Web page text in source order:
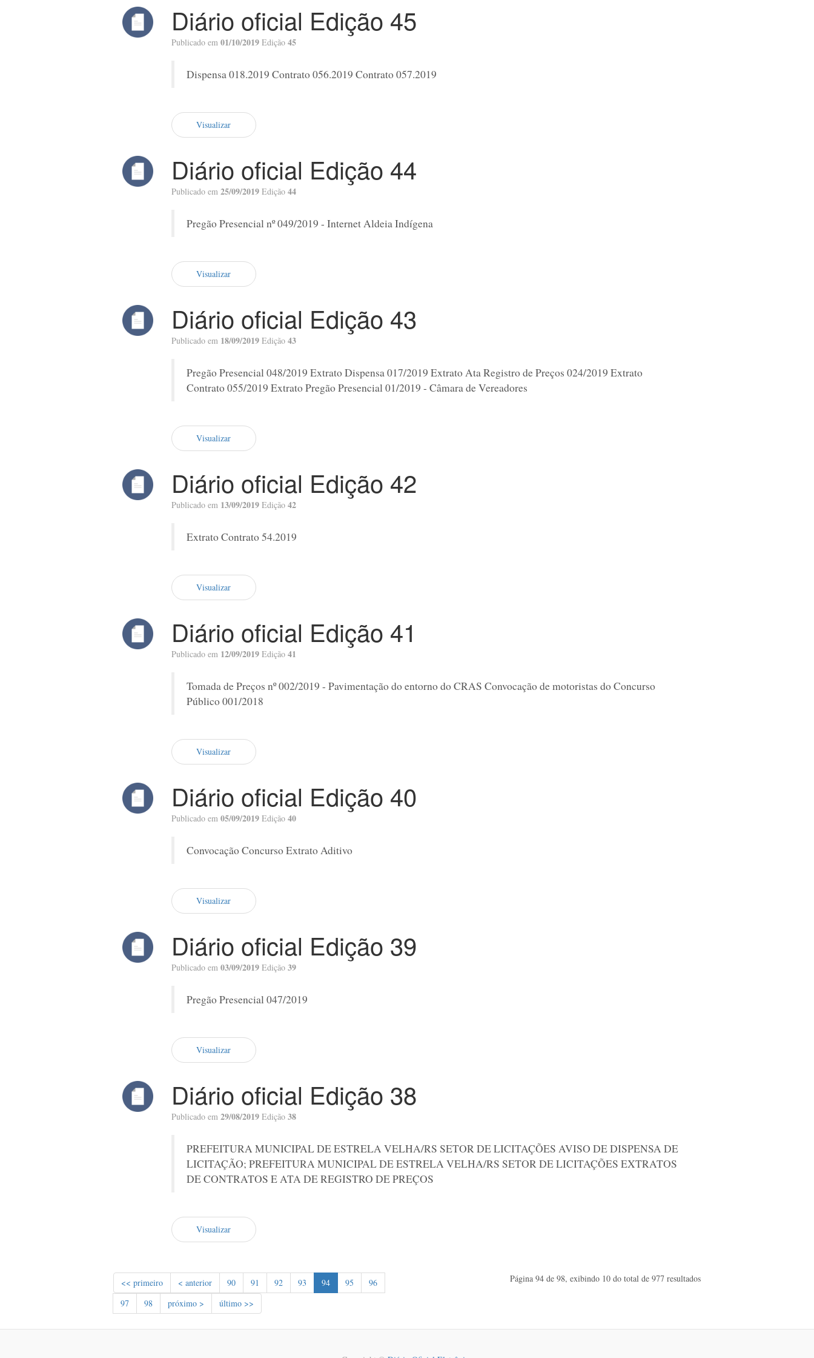
Diário oficial Edição 45
Publicado em 01/10/2019 Edição 45
Dispensa 018.2019 Contrato 056.2019 Contrato 057.2019
Visualizar
Diário oficial Edição 44
Publicado em 25/09/2019 Edição 44
Pregão Presencial nº 049/2019 - Internet Aldeia Indígena
Visualizar
Diário oficial Edição 43
Publicado em 18/09/2019 Edição 43
Pregão Presencial 048/2019 Extrato Dispensa 017/2019 Extrato Ata Registro de Preços 024/2019 Extrato
Contrato 055/2019 Extrato Pregão Presencial 01/2019 - Câmara de Vereadores
Visualizar
Diário oficial Edição 42
Publicado em 13/09/2019 Edição 42
Extrato Contrato 54.2019
Visualizar
Diário oficial Edição 41
Publicado em 12/09/2019 Edição 41
Tomada de Preços nº 002/2019 - Pavimentação do entorno do CRAS Convocação de motoristas do Concurso
Público 001/2018
Visualizar
Diário oficial Edição 40
Publicado em 05/09/2019 Edição 40
Convocação Concurso Extrato Aditivo
Visualizar
Diário oficial Edição 39
Publicado em 03/09/2019 Edição 39
Pregão Presencial 047/2019
Visualizar
Diário oficial Edição 38
Publicado em 29/08/2019 Edição 38
PREFEITURA MUNICIPAL DE ESTRELA VELHA/RS SETOR DE LICITAÇÕES AVISO DE DISPENSA DE
LICITAÇÃO; PREFEITURA MUNICIPAL DE ESTRELA VELHA/RS SETOR DE LICITAÇÕES EXTRATOS
DE CONTRATOS E ATA DE REGISTRO DE PREÇOS
Visualizar
<< primeiro < anterior 90 91 92 93 94 95
96
97
98 próximo > último >>
Página 94 de 98, exibindo 10 do total de 977 resultados